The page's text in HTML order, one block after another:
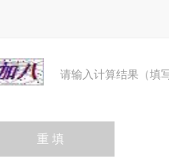
请输入计算结果（填